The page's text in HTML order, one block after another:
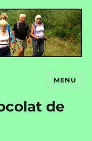
MENU
de